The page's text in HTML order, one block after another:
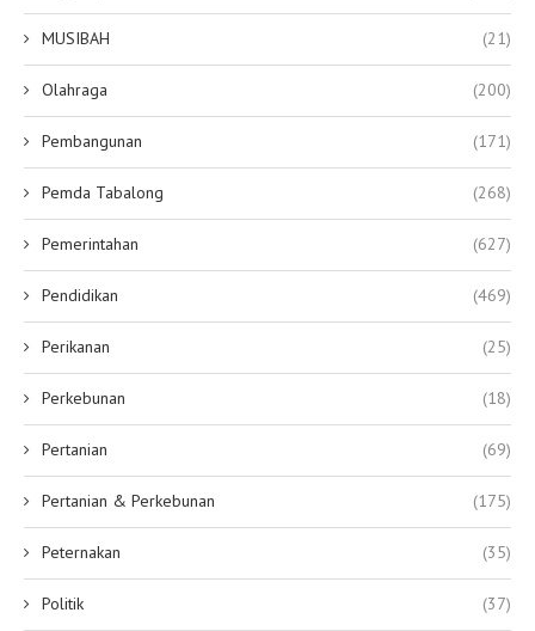
MUSIBAH (21)
Olahraga (200)
Pembangunan (171)
Pemda Tabalong (268)
Pemerintahan (627)
Pendidikan (469)
Perikanan (25)
Perkebunan (18)
Pertanian (69)
Pertanian & Perkebunan (175)
Peternakan (35)
Politik (37)